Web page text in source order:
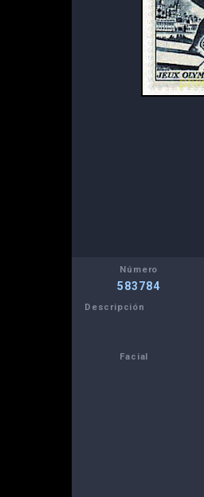
Número
583784
Descripción
Facial